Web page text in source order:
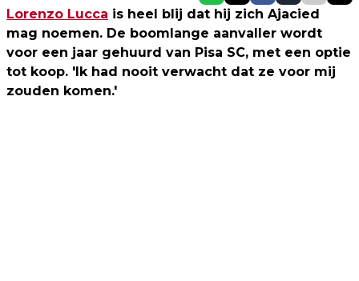
Lorenzo Lucca is heel blij dat hij zich Ajacied
mag noemen. De boomlange aanvaller wordt
voor een jaar gehuurd van Pisa SC, met een optie
tot koop. 'Ik had nooit verwacht dat ze voor mij
zouden komen.'